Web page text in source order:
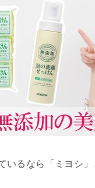
いるなら「ミヨシ